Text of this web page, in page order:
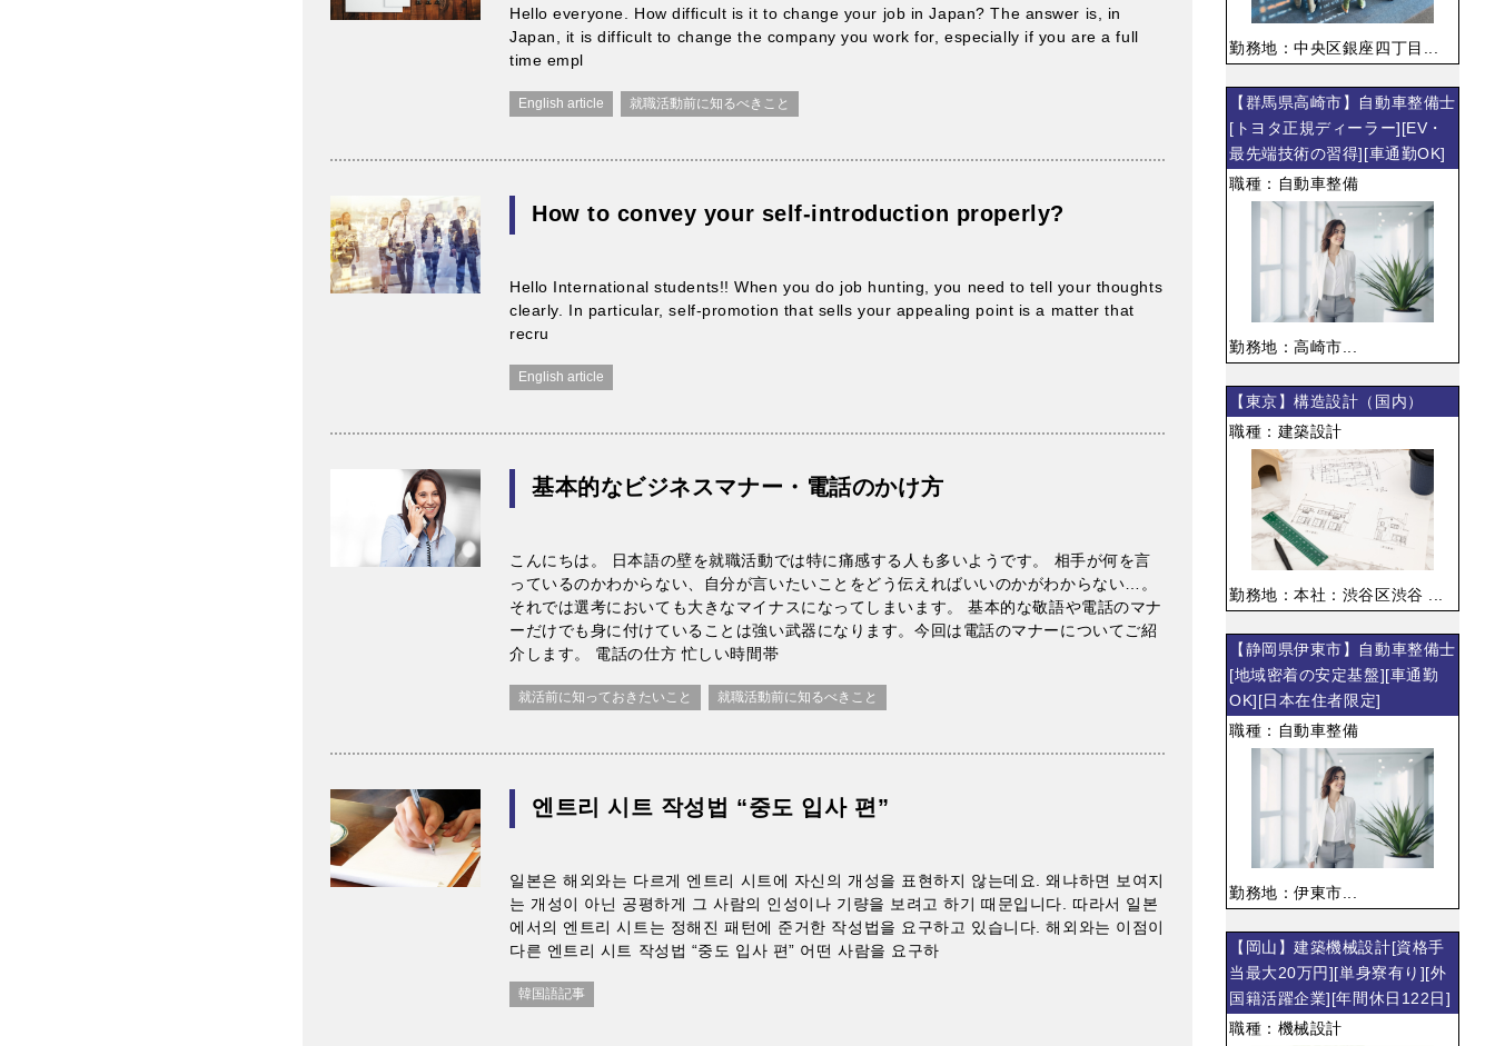
Hello everyone. How difficult is it to change your job in Japan? The answer is, in
Japan, it is difficult to change the company you work for, especially if you are a full
time empl
English article 就職活動前に知るべきこと
How to convey your self-introduction properly?
Hello International students!! When you do job hunting, you need to tell your thoughts
clearly. In particular, self-promotion that sells your appealing point is a matter that
recru
English article
基本的なビジネスマナー・電話のかけ方
こんにちは。 日本語の壁を就職活動では特に痛感する人も多いようです。 相手が何を言
っているのかわからない、自分が言いたいことをどう伝えればいいのかがわからない…。
それでは選考においても大きなマイナスになってしまいます。 基本的な敬語や電話のマナ
ーだけでも身に付けていることは強い武器になります。今回は電話のマナーについてご紹
介します。 電話の仕方 忙しい時間帯
就活前に知っておきたいこと 就職活動前に知るべきこと
엔트리 시트 작성법 “중도 입사 편”
일본은 해외와는 다르게 엔트리 시트에 자신의 개성을 표현하지 않는데요. 왜냐하면 보여지
는 개성이 아닌 공평하게 그 사람의 인성이나 기량을 보려고 하기 때문입니다. 따라서 일본
에서의 엔트리 시트는 정해진 패턴에 준거한 작성법을 요구하고 있습니다. 해외와는 이점이
다른 엔트리 시트 작성법 “중도 입사 편” 어떤 사람을 요구하
韓国語記事
勤務地：中央区銀座四丁目...
【群馬県高崎市】自動車整備士
[トヨタ正規ディーラー][EV・
最先端技術の習得][車通勤OK]
職種：自動車整備
勤務地：高崎市...
【東京】構造設計（国内）
職種：建築設計
勤務地：本社：渋谷区渋谷 ...
【静岡県伊東市】自動車整備士
[地域密着の安定基盤][車通勤
OK][日本在住者限定]
職種：自動車整備
勤務地：伊東市...
【岡山】建築機械設計[資格手
当最大20万円][単身寮有り][外
国籍活躍企業][年間休日122日]
職種：機械設計